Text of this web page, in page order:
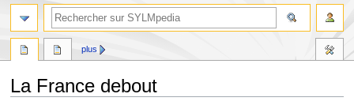
La France debout
plus